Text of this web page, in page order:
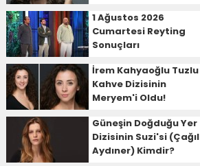
1 Ağustos 2026
Cumartesi Reyting
Sonuçları
İrem Kahyaoğlu Tuzlu
Kahve Dizisinin
Meryem'i Oldu!
Güneşin Doğduğu Yer
Dizisinin Suzi'si (Çağıl
Aydıner) Kimdir?